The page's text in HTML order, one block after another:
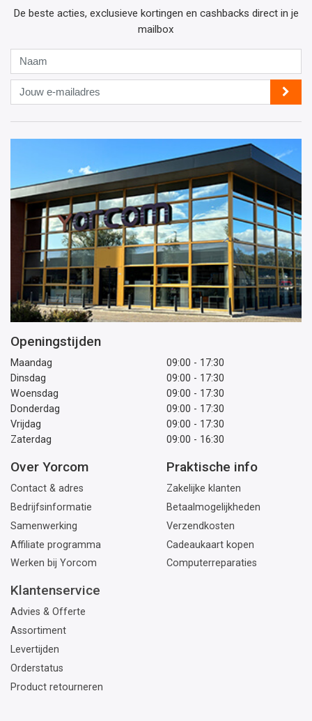
De beste acties, exclusieve kortingen en cashbacks direct in je
mailbox
Jouw
e-
mailadres
Openingstijden
Maandag
09:00 - 17:30
Dinsdag
09:00 - 17:30
Woensdag
09:00 - 17:30
Donderdag
09:00 - 17:30
Vrijdag
09:00 - 17:30
Zaterdag
09:00 - 16:30
Over Yorcom
Contact & adres
Bedrijfsinformatie
Samenwerking
Affiliate programma
Werken bij Yorcom
Praktische info
Zakelijke klanten
Betaalmogelijkheden
Verzendkosten
Cadeaukaart kopen
Computerreparaties
Klantenservice
Advies & Offerte
Assortiment
Levertijden
Orderstatus
Product retourneren